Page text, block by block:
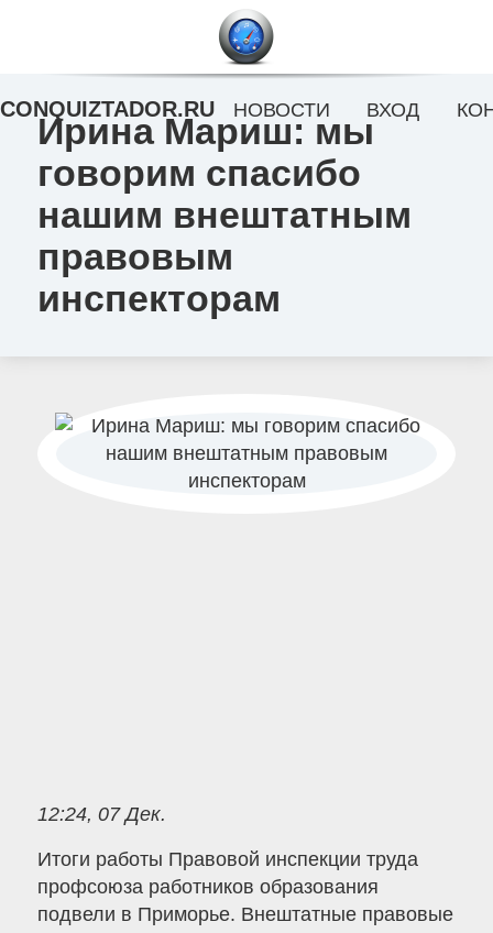
Ирина Мариш: мы
говорим спасибо
нашим внештатным
правовым
инспекторам
12:24, 07 Дек.
Итоги работы Правовой инспекции труда
профсоюза работников образования
подвели в Приморье. Внештатные правовые
CONQUIZTADOR.RU НОВОСТИ ВХОД